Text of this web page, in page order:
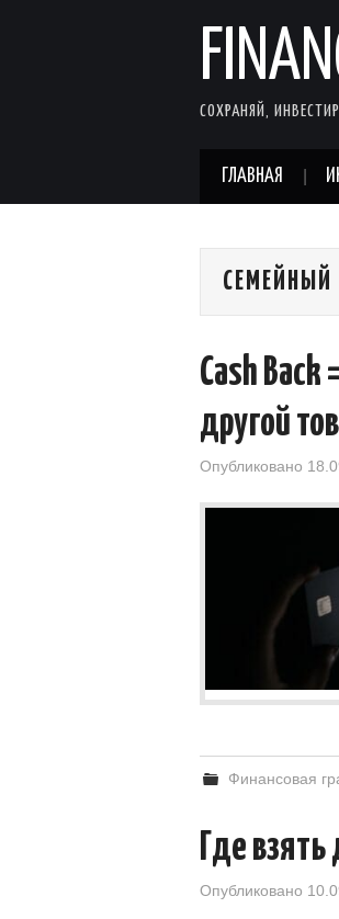
СОХРАНЯЙ,
ГЛАВНАЯ
Cash
другой
Опубликовано
Финансовая
Где
Опубликовано